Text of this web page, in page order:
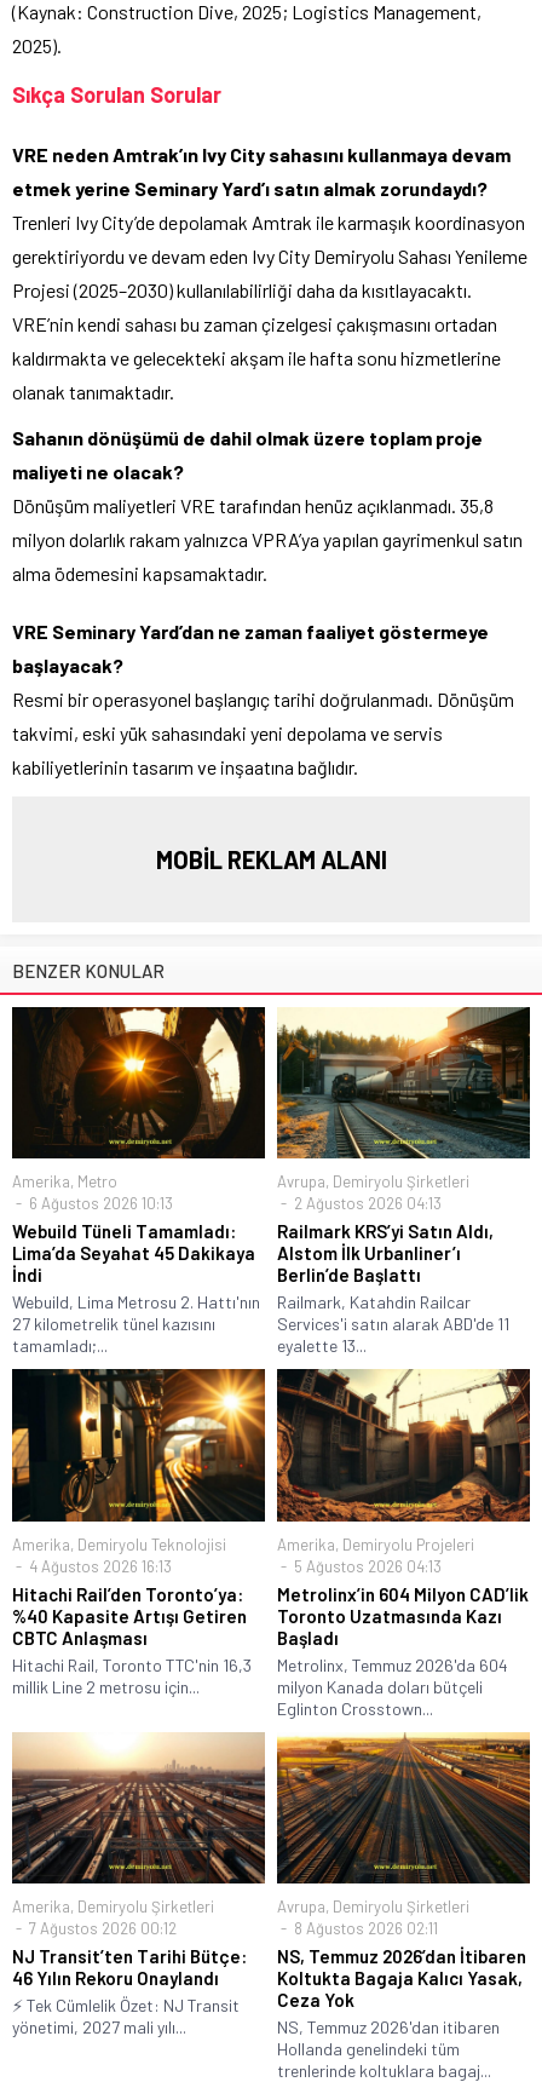
(Kaynak: Construction Dive, 2025; Logistics Management,
2025).
Sıkça Sorulan Sorular
VRE neden Amtrak’ın Ivy City sahasını kullanmaya devam
etmek yerine Seminary Yard’ı satın almak zorundaydı?
Trenleri Ivy City’de depolamak Amtrak ile karmaşık koordinasyon
gerektiriyordu ve devam eden Ivy City Demiryolu Sahası Yenileme
Projesi (2025–2030) kullanılabilirliği daha da kısıtlayacaktı.
VRE’nin kendi sahası bu zaman çizelgesi çakışmasını ortadan
kaldırmakta ve gelecekteki akşam ile hafta sonu hizmetlerine
olanak tanımaktadır.
Sahanın dönüşümü de dahil olmak üzere toplam proje
maliyeti ne olacak?
Dönüşüm maliyetleri VRE tarafından henüz açıklanmadı. 35,8
milyon dolarlık rakam yalnızca VPRA’ya yapılan gayrimenkul satın
alma ödemesini kapsamaktadır.
VRE Seminary Yard’dan ne zaman faaliyet göstermeye
başlayacak?
Resmi bir operasyonel başlangıç tarihi doğrulanmadı. Dönüşüm
takvimi, eski yük sahasındaki yeni depolama ve servis
kabiliyetlerinin tasarım ve inşaatına bağlıdır.
MOBİL REKLAM ALANI
BENZER KONULAR
Amerika, Metro
6 Ağustos 2026 10:13
Webuild Tüneli Tamamladı:
Lima’da Seyahat 45 Dakikaya
İndi
Webuild, Lima Metrosu 2. Hattı'nın
27 kilometrelik tünel kazısını
tamamladı;...
Avrupa, Demiryolu Şirketleri
2 Ağustos 2026 04:13
Railmark KRS’yi Satın Aldı,
Alstom İlk Urbanliner’ı
Berlin’de Başlattı
Railmark, Katahdin Railcar
Services'i satın alarak ABD'de 11
eyalette 13...
Amerika, Demiryolu Teknolojisi
4 Ağustos 2026 16:13
Hitachi Rail’den Toronto’ya:
%40 Kapasite Artışı Getiren
CBTC Anlaşması
Hitachi Rail, Toronto TTC'nin 16,3
millik Line 2 metrosu için...
Amerika, Demiryolu Projeleri
5 Ağustos 2026 04:13
Metrolinx’in 604 Milyon CAD’lik
Toronto Uzatmasında Kazı
Başladı
Metrolinx, Temmuz 2026'da 604
milyon Kanada doları bütçeli
Eglinton Crosstown...
Amerika, Demiryolu Şirketleri
7 Ağustos 2026 00:12
NJ Transit’ten Tarihi Bütçe:
46 Yılın Rekoru Onaylandı
⚡ Tek Cümlelik Özet: NJ Transit
yönetimi, 2027 mali yılı...
Avrupa, Demiryolu Şirketleri
8 Ağustos 2026 02:11
NS, Temmuz 2026’dan İtibaren
Koltukta Bagaja Kalıcı Yasak,
Ceza Yok
NS, Temmuz 2026'dan itibaren
Hollanda genelindeki tüm
trenlerinde koltuklara bagaj...